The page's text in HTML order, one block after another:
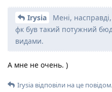
Irysia
Мені,
фк був такий потужний
видами.
А мне не очень. )
Irysia відповіли на це